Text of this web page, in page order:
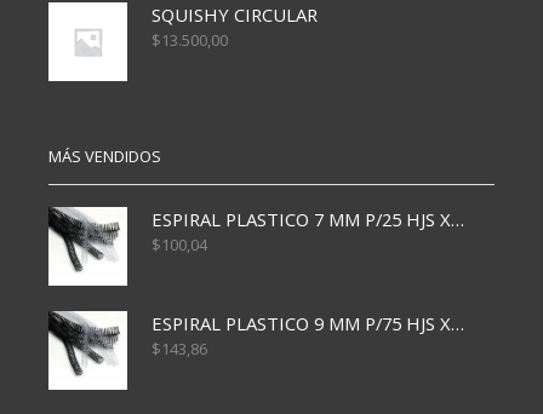
SQUISHY CIRCULAR
$13.500,00
MÁS VENDIDOS
ESPIRAL PLASTICO 7 MM P/25 HJS X50x3000
$100,04
ESPIRAL PLASTICO 9 MM P/75 HJS X50X2400
$143,86